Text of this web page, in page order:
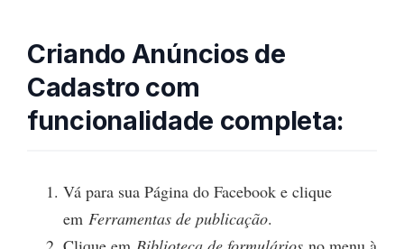
Criando Anúncios de
Cadastro com
funcionalidade completa:
Vá para sua Página do Facebook e clique
em Ferramentas de publicação.